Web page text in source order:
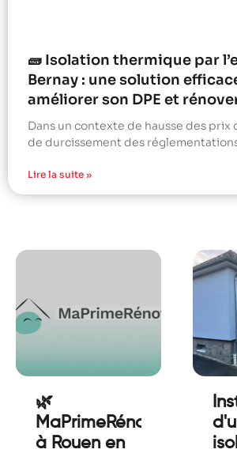
🧱 Isolation thermique par
Bernay : une solution
améliorer son DPE et
Dans un contexte de hausse des prix
de durcissement des
Lire la suite »
🌿
MaPrimeRénov’
à Rouen en